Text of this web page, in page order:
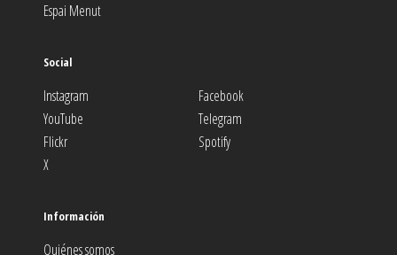
Espai Menut
Social
Instagram
Facebook
YouTube
Telegram
Flickr
Spotify
X
Información
Quiénes somos